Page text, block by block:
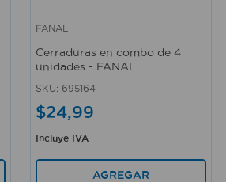
Vista rápida
FANAL
Cerraduras en combo de 4
unidades - FANAL
SKU: 695164
$24,99
Incluye IVA
AGREGAR